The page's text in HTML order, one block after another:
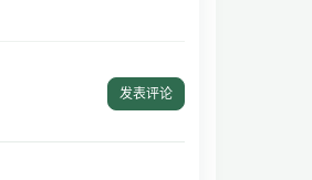
发表评论